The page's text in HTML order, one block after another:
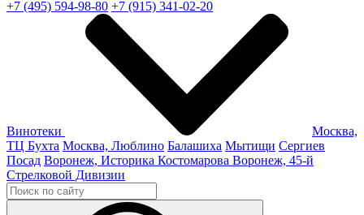
+7 (495) 594-98-80 +7 (915) 341-02-20
Винотеки
Москва,
ТЦ Бухта Москва, Люблино Балашиха Мытищи Сергиев
Посад Воронеж, Историка Костомарова Воронеж, 45-й
Стрелковой Дивизии